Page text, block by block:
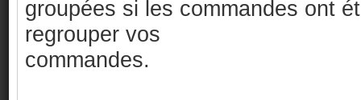
groupées si les commandes ont
regrouper vos
commandes.